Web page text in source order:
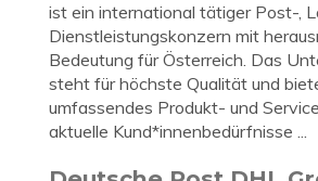
ist ein international tätiger Post-,
Dienstleistungskonzern mit
Bedeutung für Österreich. Das
steht für höchste Qualität und
umfassendes Produkt- und
aktuelle Kund*innenbedürfnisse ...